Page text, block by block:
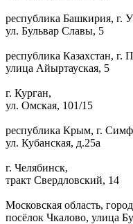
республика Башкирия, г.
ул. Бульвар Славы, 5
республика Казахстан, г.
улица Айыртауская, 5
г. Курган,
ул. Омская, 101/15
республика Крым, г.
ул. Кубанская, д.25а
г. Челябинск,
тракт Свердловский, 14
Московская область,
посёлок Чкалово, улица